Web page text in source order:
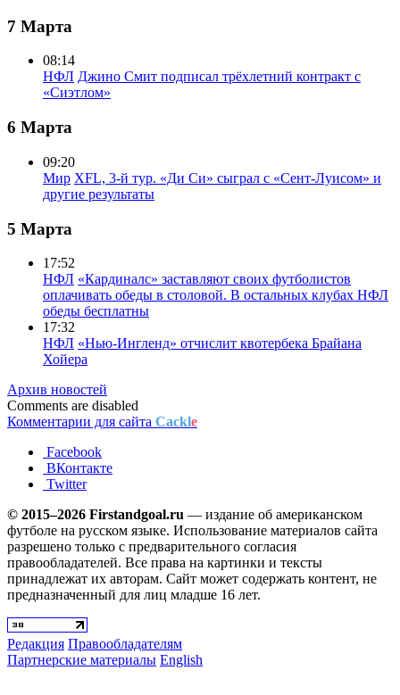
7 Марта
08:14
НФЛ Джино Смит подписал трёхлетний контракт с
«Сиэтлом»
6 Марта
09:20
Мир XFL, 3-й тур. «Ди Си» сыграл с «Сент-Луисом» и
другие результаты
5 Марта
17:52
НФЛ «Кардиналс» заставляют своих футболистов
оплачивать обеды в столовой. В остальных клубах НФЛ
обеды бесплатны
17:32
НФЛ «Нью-Ингленд» отчислит квотербека Брайана
Хойера
Архив новостей
Comments are disabled
Комментарии для сайта Cackle
Facebook
ВКонтакте
Twitter
© 2015–2026 Firstandgoal.ru — издание об американском
футболе на русском языке. Использование материалов cайта
разрешено только с предварительного согласия
правообладателей. Все права на картинки и тексты
принадлежат их авторам. Сайт может содержать контент, не
предназначенный для лиц младше 16 лет.
Редакция Правообладателям
Партнерские материалы English